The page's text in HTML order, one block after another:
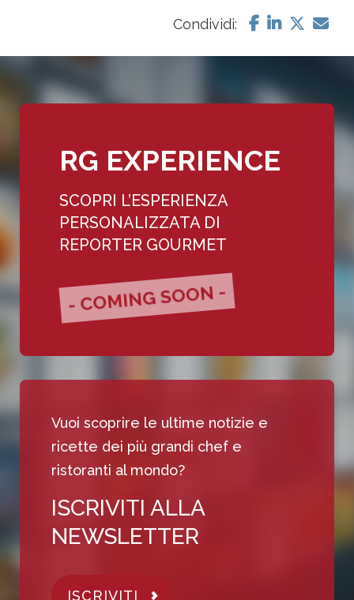
Condividi:
RG EXPERIENCE
SCOPRI L’ESPERIENZA
PERSONALIZZATA DI
REPORTER GOURMET
- COMING SOON -
Vuoi scoprire le ultime notizie e
ricette dei più grandi chef e
ristoranti al mondo?
ISCRIVITI ALLA
NEWSLETTER
ISCRIVITI